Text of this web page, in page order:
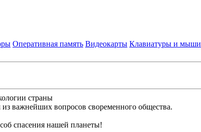
Оперативная память Видеокарты Клавиатуры и мыши
страны
важнейших вопросов своременного общества.
спасения нашей планеты!